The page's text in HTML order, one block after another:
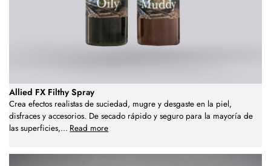
Allied FX Filthy Spray
Crea efectos realistas de suciedad, mugre y desgaste en la piel,
disfraces y accesorios. De secado rápido y seguro para la mayoría de
las superficies,... Read more